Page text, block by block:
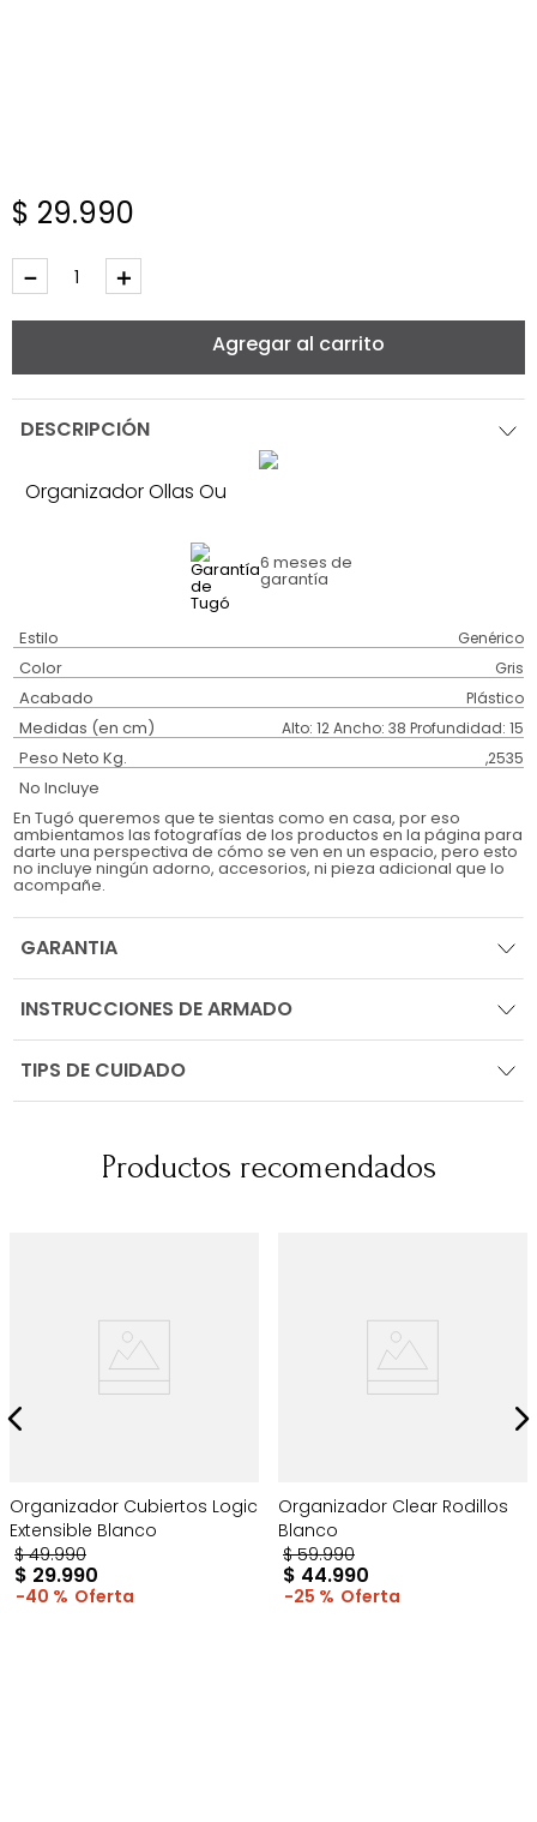
$ 29.990
＋
－
Agregar al carrito
DESCRIPCIÓN
Organizador Ollas Ou
6 meses de
garantía
Estilo Genérico
Color Gris
Acabado Plástico
Medidas (en cm) Alto: 12 Ancho: 38 Profundidad: 15
Peso Neto Kg. ,2535
No Incluye
En Tugó queremos que te sientas como en casa, por eso
ambientamos las fotografías de los productos en la página para
darte una perspectiva de cómo se ven en un espacio, pero esto
no incluye ningún adorno, accesorios, ni pieza adicional que lo
acompañe.
GARANTIA
INSTRUCCIONES DE ARMADO
TIPS DE CUIDADO
Productos recomendados
Organizador Cubiertos Logic
Extensible Blanco
$ 49.990
$ 29.990
40 %
Organizador Clear Rodillos
Blanco
$ 59.990
$ 44.990
25 %